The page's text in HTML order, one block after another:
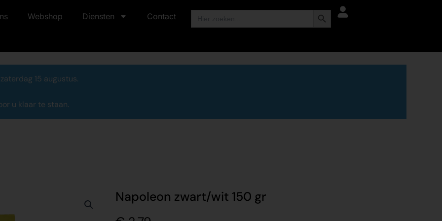
Webshop Diensten Contact
Zoek
Zoekknop
15 augustus.
u klaar te staan.
Napoleon zwart/wit 150 gr